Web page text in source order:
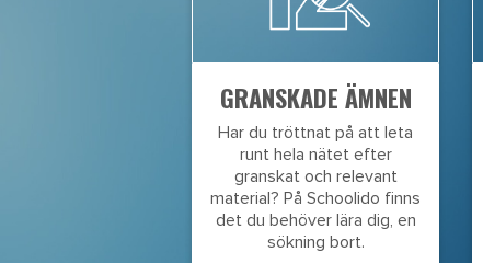
GRANSKADE ÄMNEN
Har du tröttnat på att leta
runt hela nätet efter
granskat och relevant
material? På Schoolido finns
det du behöver lära dig, en
sökning bort.